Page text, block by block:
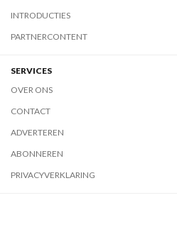
INTRODUCTIES
PARTNERCONTENT
SERVICES
OVER ONS
CONTACT
ADVERTEREN
ABONNEREN
PRIVACYVERKLARING